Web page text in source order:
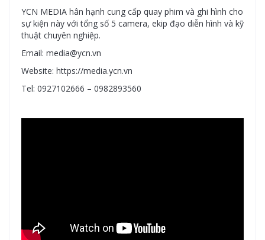
YCN MEDIA hân hạnh cung cấp quay phim và ghi hình cho
sự kiện này với tổng số 5 camera, ekip đạo diễn hình và kỹ
thuật chuyên nghiệp.
Email: media@ycn.vn
Website: https://media.ycn.vn
Tel: 0927102666 – 0982893560